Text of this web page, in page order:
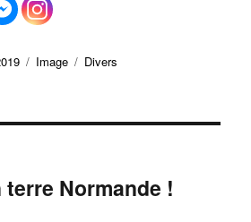
Format
Image Catégories
Divers
Normande !